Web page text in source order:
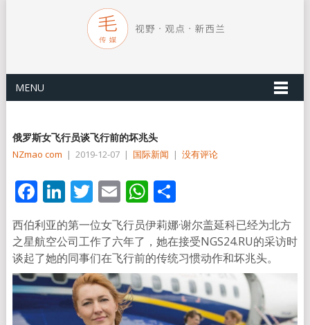
MENU
俄罗斯女飞行员谈飞行前的坏兆头
NZmao com | 2019-12-07 | 国际新闻 | 没有评论
Facebook
LinkedIn
Twitter
EmailWhatsApp
分
享
西伯利亚的第一位女飞行员伊莉娜·谢尔盖延科已经为北方
之星航空公司工作了六年了，她在接受NGS24.RU的采访时
谈起了她的同事们在飞行前的传统习惯动作和坏兆头。